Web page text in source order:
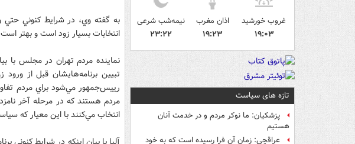
غروب خورشید
۱۹:۰۳
اذان مغرب
۱۹:۲۳
نیمه‌شب شرعی
۲۳:۲۲
تازه های سیاست
پزشکیان: ما نوکر مردم و در خدمت آنان
هستیم
عراقچی: زمان آن فرا رسیده است که به خود
به گفته وي، در شرايط كنوني
انتخابات بسيار زود است و بهتر
نماينده مردم تهران در مجلس با
تبيين برنامه‌هايشان قبل از
رييس‌جمهور مي‌شود براي مردم
مردم هستند كه در مرحله آخر
انتخاب مي‌كنند با اين معيار كه